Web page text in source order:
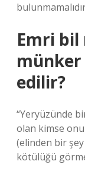
Emri
edilir?
“Yeryüzünde
olan kimse
(elinden bir
kötülüğü